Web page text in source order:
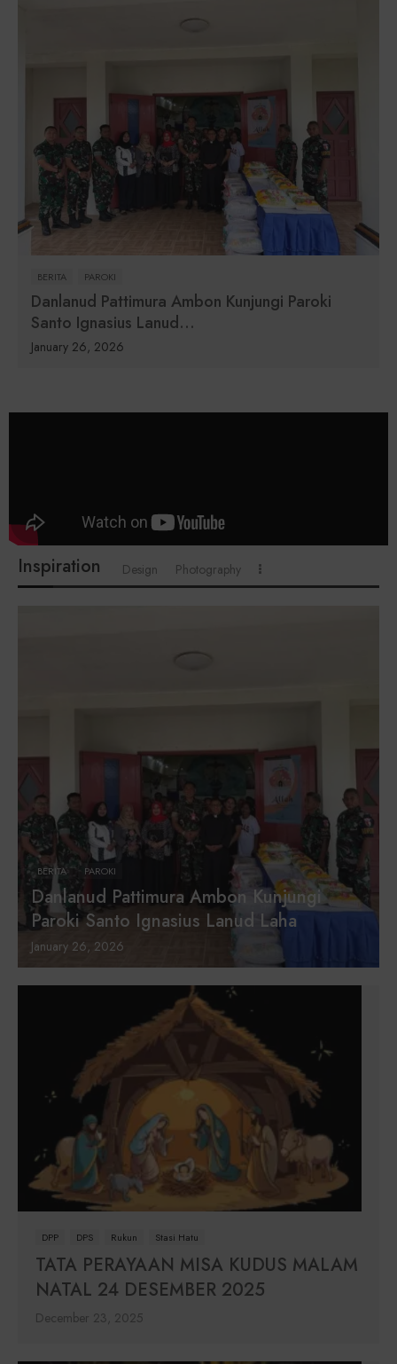
BERITA PAROKI
Danlanud Pattimura Ambon Kunjungi Paroki
Santo Ignasius Lanud...
January 26, 2026
Inspiration Design Photography
BERITA PAROKI
Danlanud Pattimura Ambon Kunjungi
Paroki Santo Ignasius Lanud Laha
January 26, 2026
DPP DPS Rukun Stasi Hatu
TATA PERAYAAN MISA KUDUS MALAM
NATAL 24 DESEMBER 2025
December 23, 2025